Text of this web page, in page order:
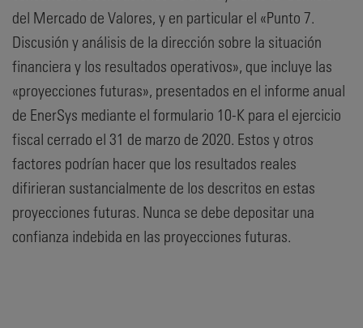
del Mercado de Valores, y en particular el «Punto 7.
Discusión y análisis de la dirección sobre la situación
financiera y los resultados operativos», que incluye las
«proyecciones futuras», presentados en el informe anual
de EnerSys mediante el formulario 10-K para el ejercicio
fiscal cerrado el 31 de marzo de 2020. Estos y otros
factores podrían hacer que los resultados reales
difirieran sustancialmente de los descritos en estas
proyecciones futuras. Nunca se debe depositar una
confianza indebida en las proyecciones futuras.